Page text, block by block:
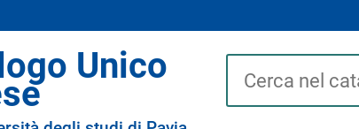
Unico
Cerca su "Catalogo"